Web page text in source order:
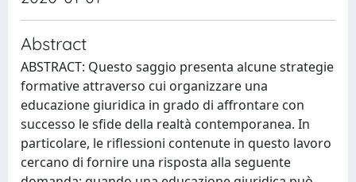
Abstract
ABSTRACT: Questo saggio presenta alcune strategie
formative attraverso cui organizzare una
educazione giuridica in grado di affrontare con
successo le sfide della realtà contemporanea. In
particolare, le riflessioni contenute in questo lavoro
cercano di fornire una risposta alla seguente